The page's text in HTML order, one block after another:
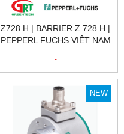
Z728.H | BARRIER Z 728.H |
PEPPERL FUCHS VIỆT NAM
.
NEW